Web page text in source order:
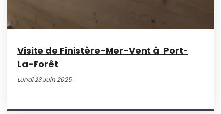
Visite de Finistère-Mer-Vent à Port-
La-Forêt
Lundi 23 Juin 2025